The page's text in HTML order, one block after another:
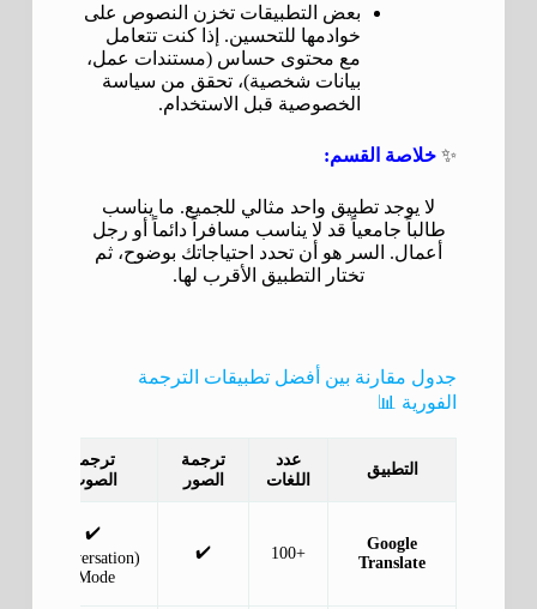
بعض التطبيقات تخزن النصوص على
خوادمها للتحسين. إذا كنت تتعامل
مع محتوى حساس (مستندات عمل،
بيانات شخصية)، تحقق من سياسة
الخصوصية قبل الاستخدام.
✨ خلاصة القسم:
لا يوجد تطبيق واحد مثالي للجميع. ما يناسب
طالباً جامعياً قد لا يناسب مسافراً دائماً أو رجل
أعمال. السر هو أن تحدد احتياجاتك بوضوح، ثم
تختار التطبيق الأقرب لها.
جدول مقارنة بين أفضل تطبيقات الترجمة
الفورية 📊
التطبيق
عدد
اللغات
ترجمة
الصور
ترجمة
الصوت
Google
Translate
+100
✔️
✔️
(Conversation
Mode)